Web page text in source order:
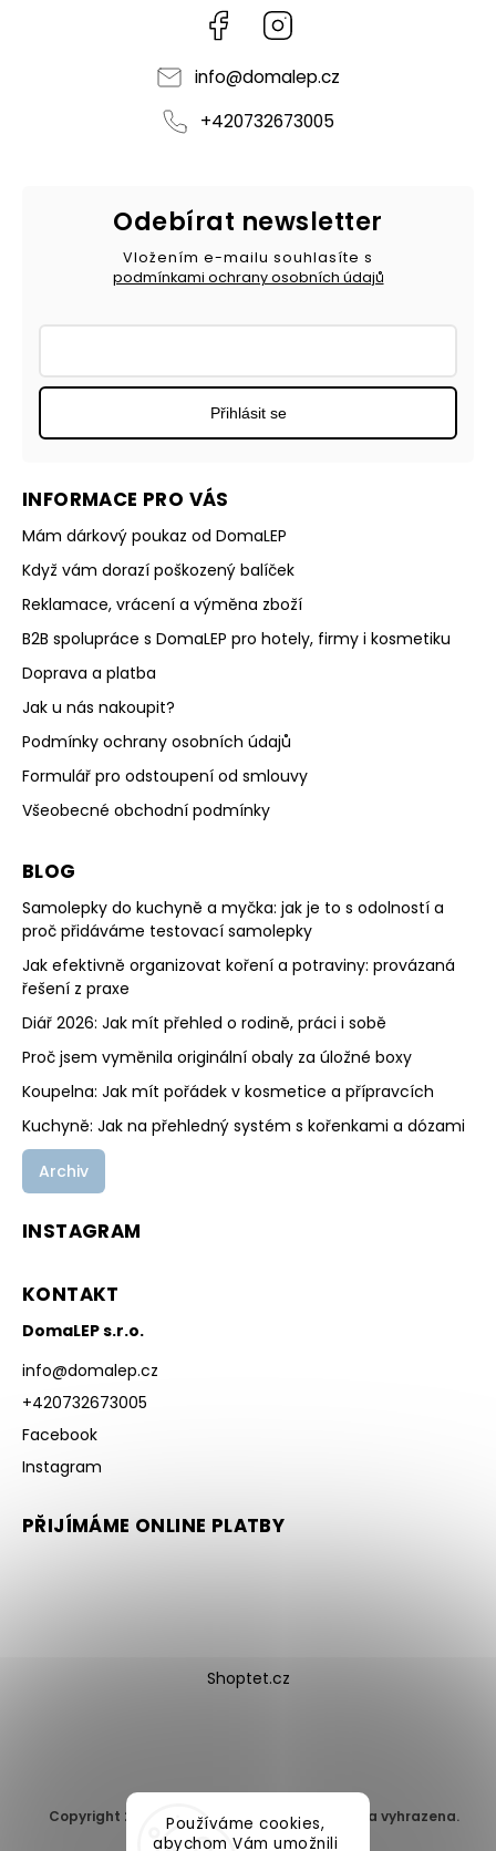
Používáme cookies,
abychom Vám umožnili
Facebook
info@domalep.cz
+420732673005
INFORMACE PRO VÁS
Mám dárkový poukaz od DomaLEP
Když vám dorazí poškozený balíček
Reklamace, vrácení a výměna zboží
B2B spolupráce s DomaLEP pro hotely, firmy i kosmetiku
Doprava a platba
Jak u nás nakoupit?
Podmínky ochrany osobních údajů
Formulář pro odstoupení od smlouvy
Všeobecné obchodní podmínky
BLOG
Samolepky do kuchyně a myčka: jak je to s odolností a
proč přidáváme testovací samolepky
Jak efektivně organizovat koření a potraviny: provázaná
řešení z praxe
Diář 2026: Jak mít přehled o rodině, práci i sobě
Proč jsem vyměnila originální obaly za úložné boxy
Koupelna: Jak mít pořádek v kosmetice a přípravcích
Kuchyně: Jak na přehledný systém s kořenkami a dózami
Archiv
Odebírat newsletter
Vložením e-mailu souhlasíte s
podmínkami ochrany osobních údajů
Přihlásit se
INSTAGRAM
KONTAKT
DomaLEP s.r.o.
info@domalep.cz
+420732673005
Facebook
Instagram
PŘIJÍMÁME ONLINE PLATBY
Shoptet.cz
Copyright 2026 DomaLEP s.r.o. . Všechna práva vyhrazena.
Upravit nastavení cookies